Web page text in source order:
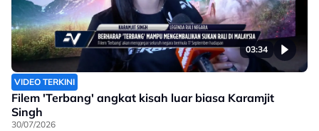
03:34
VIDEO TERKINI
Filem 'Terbang' angkat kisah luar biasa Karamjit
Singh
30/07/2026